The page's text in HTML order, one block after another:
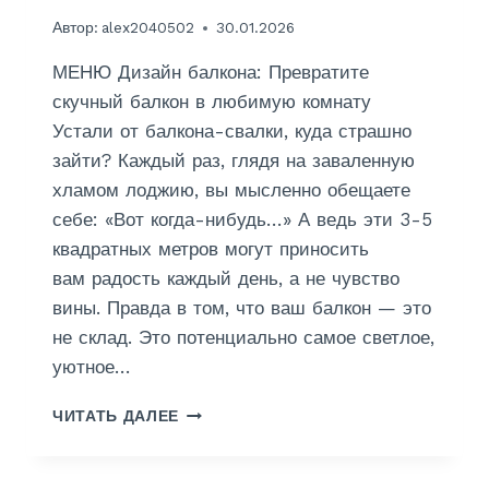
Т
О
Б
Автор: alex2040502 30.01.2026
МЕНЮ Дизайн балкона: Превратите
скучный балкон в любимую комнату
Устали от балкона-свалки, куда страшно
зайти? Каждый раз, глядя на заваленную
хламом лоджию, вы мысленно обещаете
себе: «Вот когда-нибудь…» А ведь эти 3-5
квадратных метров могут приносить
вам радость каждый день, а не чувство
вины. Правда в том, что ваш балкон — это
не склад. Это потенциально самое светлое,
уютное…
ЧИТАТЬ ДАЛЕЕ